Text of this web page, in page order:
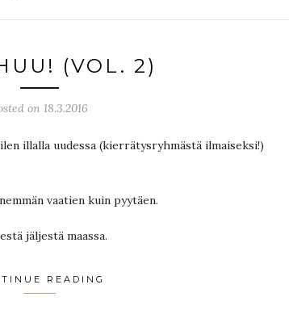
(VOL. 2)
on 18.3.2016
illalla uudessa (kierrätysryhmästä ilmaiseksi!)
vaatien kuin pyytäen.
jäljestä maassa.
READING